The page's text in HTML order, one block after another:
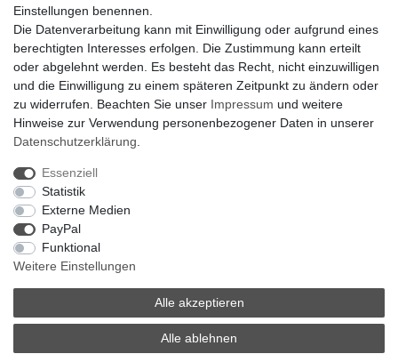
Bankverbindung:
encliso GmbH
Kreissparkasse Verl
Kto-Nr. 25007352 - BLZ 47853520
BIC/SWIFT: WELADED1WDB
IBAN: DE07 4785 3520 0025 0073 52
Vertrag widerrufen
Einstellungen benennen.
Die Datenverarbeitung kann mit Einwilligung oder aufgrund eines
berechtigten Interesses erfolgen. Die Zustimmung kann erteilt
oder abgelehnt werden. Es besteht das Recht, nicht einzuwilligen
und die Einwilligung zu einem späteren Zeitpunkt zu ändern oder
zu widerrufen. Beachten Sie unser Impressum und weitere
Hinweise zur Verwendung personenbezogener Daten in unserer
Daten­schutz­erklärung
Essenziell
Statistik
Externe Medien
PayPal
Funktional
Weitere Einstellungen
Alle akzeptieren
Alle ablehnen